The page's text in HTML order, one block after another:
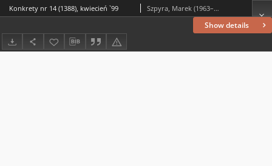
Show details
Konkrety nr 14 (1388), kwiecień `99 Szpyra, Marek (1963– ) (red. nacz.)